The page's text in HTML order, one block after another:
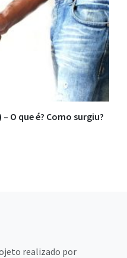
O que é? Como surgiu?
realizado por